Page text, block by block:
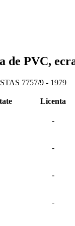
PVC,
7757/9 - 1979
Licenta
-
-
-
-